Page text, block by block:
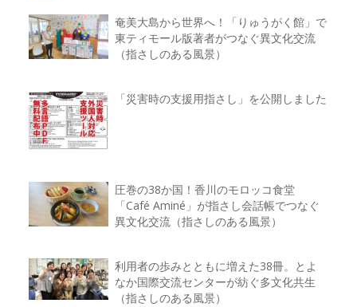
奄美大島から世界へ！「りゅうがく館」で
東ティモール版著者がつなぐ異文化交流
（指さしのある風景）
「災害時の支援用指さし」を公開しました
圧巻の38か国！香川のモロッコ食堂
「Café Aminé」が指さし会話帳でつなぐ
異文化交流（指さしのある風景）
利用者の歩みとともに増えた38冊。とよ
なか国際交流センターが紡ぐ多文化共生
（指さしのある風景）